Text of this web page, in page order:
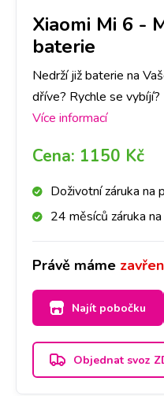
Xiaomi Mi 6 -
baterie
Nedrží již baterie na
dříve? Rychle se
rezervaci nebo zavolat
do půl hodiny Vám
Více informací
Cena: 1150 Kč
Doživotní záruka na
24 měsíců záruka
Právě máme
Najít pobočku
Objednat svoz